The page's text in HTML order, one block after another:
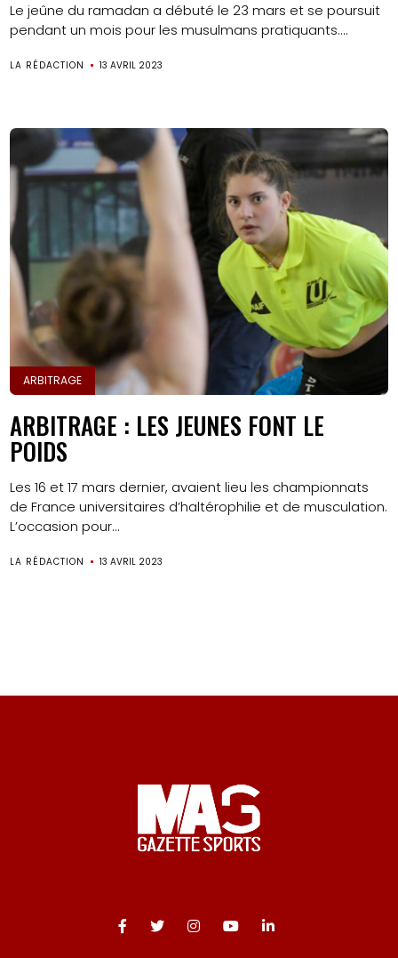
Le jeûne du ramadan a débuté le 23 mars et se poursuit
pendant un mois pour les musulmans pratiquants....
LA RÉDACTION 13 AVRIL 2023
ARBITRAGE
ARBITRAGE : LES JEUNES FONT LE
POIDS
Les 16 et 17 mars dernier, avaient lieu les championnats
de France universitaires d’haltérophilie et de musculation.
L’occasion pour...
LA RÉDACTION 13 AVRIL 2023